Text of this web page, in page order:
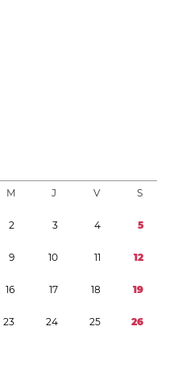
M J V S
2 3 4 5
9 10 11 12
16 17 18 19
23 24 25 26